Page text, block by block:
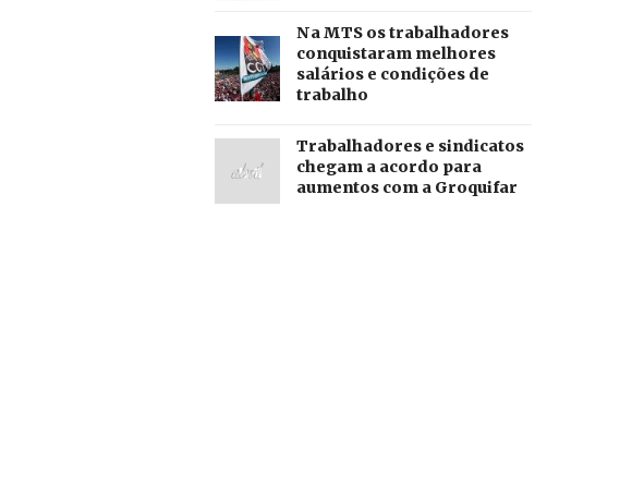
Na MTS os trabalhadores
conquistaram melhores
salários e condições de
trabalho
Trabalhadores e sindicatos
chegam a acordo para
aumentos com a Groquifar